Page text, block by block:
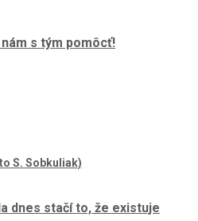
s tým pomôcť!
dnes stačí to, že existuje